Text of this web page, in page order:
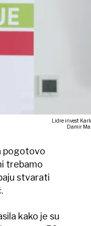
Lidre invest
Damir
pogotovo
trebamo
stvarati
kako je su